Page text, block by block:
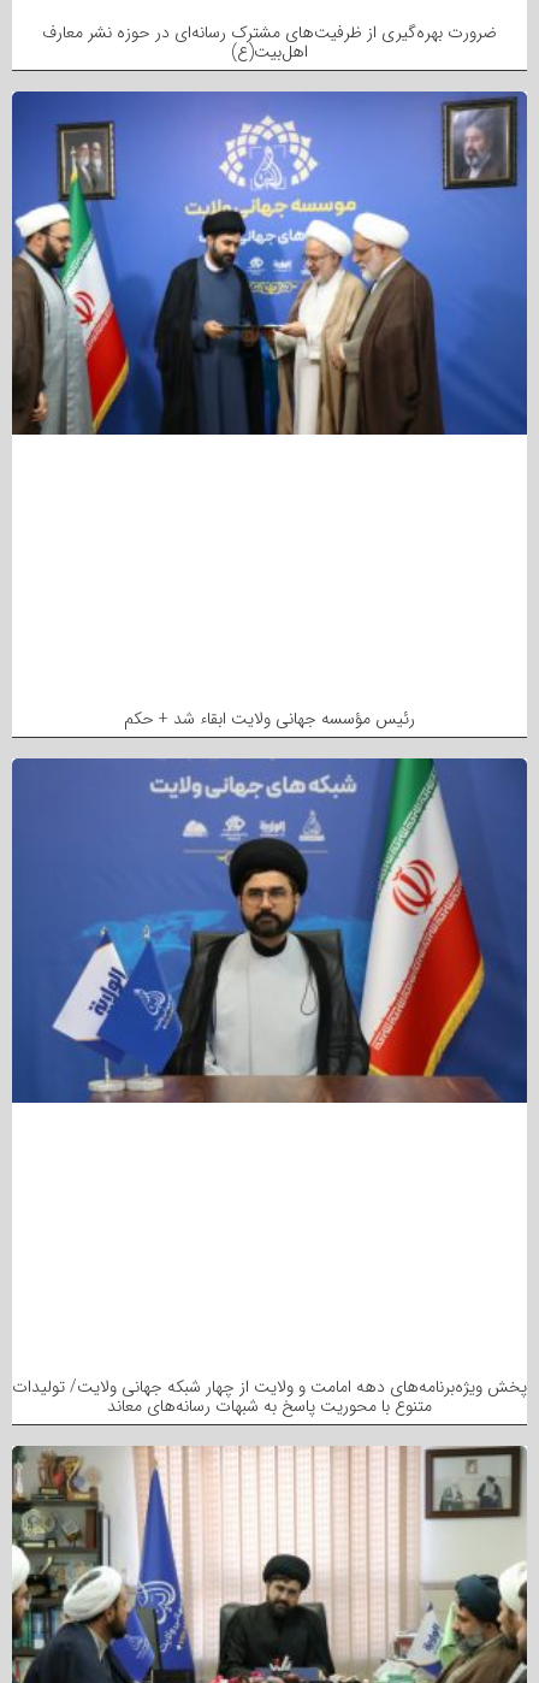
ضرورت بهره‌گیری از ظرفیت‌های مشترک رسانه‌ای در حوزه نشر معارف
اهل‌بیت(ع)
رئیس مؤسسه جهانی ولایت ابقاء شد + حکم
پخش ویژه‌برنامه‌های دهه امامت و ولایت از چهار شبکه جهانی ولایت/ تولیدات
متنوع با محوریت پاسخ به شبهات رسانه‌های معاند